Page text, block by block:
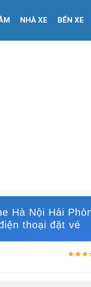
NHÀ XE BẾN XE
Hà Nội Hải
thoại đặt vé